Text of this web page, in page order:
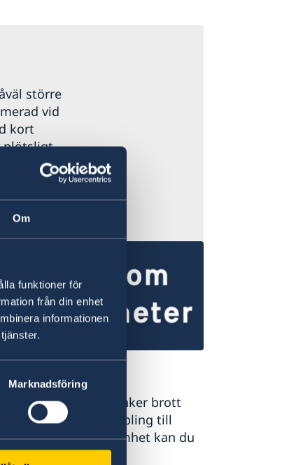
Om
funktioner för
från din enhet
informationen
Marknadsföring
större
vid
kort
plötsligt
både
eller misstänker brott
med koppling till
verksamhet kan du
UD.